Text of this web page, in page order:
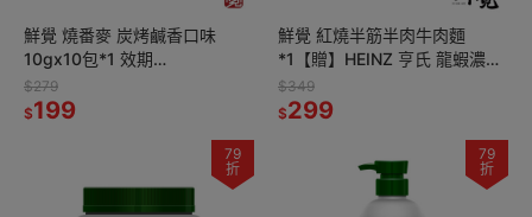
鮮覺 燒番麥 炭烤鹹香口味
10gx10包*1 效期
2026.9.29【贈】不二家 Peko
牛奶糖 72g(袋裝)*2
$279
$199
鮮覺 紅燒半筋半肉牛肉麵
*1【贈】HEINZ 亨氏 龍蝦濃湯
LOBSTER SOUP 1L*1 效期
2027.3.23
$349
$299
79
折
79
折